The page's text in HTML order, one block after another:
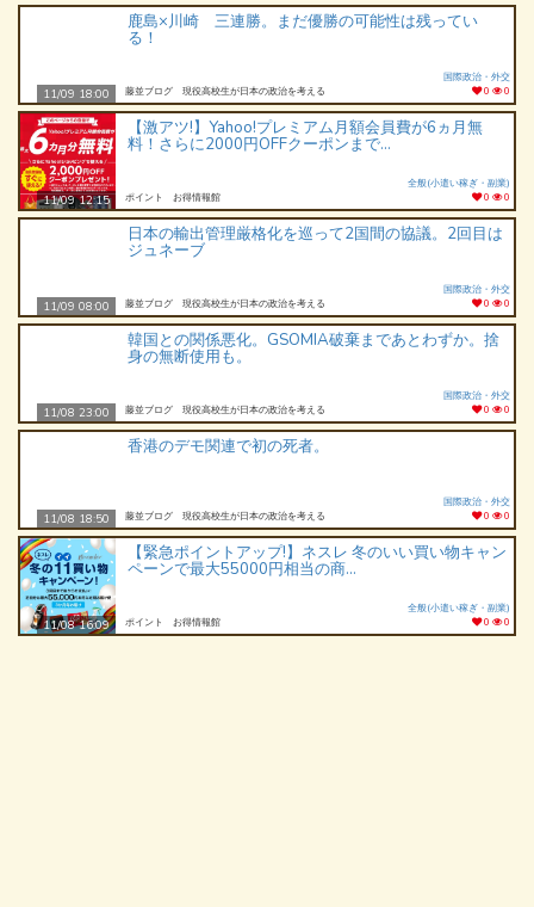
11/09 18:00
鹿島×川崎 三連勝。まだ優勝の可能性は残ってい
る！
藤並ブログ 現役高校生が日本の政治を考える
国際政治・外交
0
0
11/09 12:15
【激アツ!】Yahoo!プレミアム月額会員費が6ヵ月無
料！さらに2000円OFFクーポンまで...
ポイント お得情報館
全般(小遣い稼ぎ・副業)
0
0
11/09 08:00
日本の輸出管理厳格化を巡って2国間の協議。2回目は
ジュネーブ
藤並ブログ 現役高校生が日本の政治を考える
国際政治・外交
0
0
11/08 23:00
韓国との関係悪化。GSOMIA破棄まであとわずか。捨
身の無断使用も。
藤並ブログ 現役高校生が日本の政治を考える
国際政治・外交
0
0
11/08 18:50
香港のデモ関連で初の死者。
藤並ブログ 現役高校生が日本の政治を考える
国際政治・外交
0
0
11/08 16:09
【緊急ポイントアップ!】ネスレ 冬のいい買い物キャン
ペーンで最大55000円相当の商...
ポイント お得情報館
全般(小遣い稼ぎ・副業)
0
0